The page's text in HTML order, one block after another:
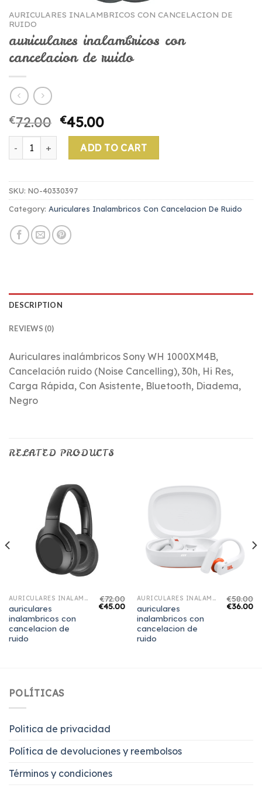
AURICULARES INALAMBRICOS CON CANCELACION DE
RUIDO
auriculares inalambricos con
cancelacion de ruido
€72.00 €45.00
auriculares inalambricos con cancelacion de ruido quantity
ADD TO CART
SKU: NO-40330397
Category: Auriculares Inalambricos Con Cancelacion De Ruido
DESCRIPTION
REVIEWS (0)
Auriculares inalámbricos Sony WH 1000XM4B,
Cancelación ruido (Noise Cancelling), 30h, Hi Res,
Carga Rápida, Con Asistente, Bluetooth, Diadema,
Negro
RELATED PRODUCTS
AURICULARES INALAMBRICOS CON CANCELACION DE RUIDO
auriculares
inalambricos con
cancelacion de
ruido
€72.00
€45.00
AURICULARES INALAMBRICOS CON CANCELACION DE RUIDO
auriculares
inalambricos con
cancelacion de
ruido
€58.00
€36.00
POLÍTICAS
Politica de privacidad
Política de devoluciones y reembolsos
Términos y condiciones